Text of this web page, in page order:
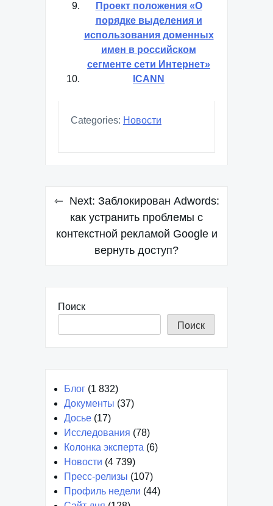
Проект положения «О
порядке выделения и
использования доменных
имен в российском
сегменте сети Интернет»
ICANN
Categories: Новости
Навигация
записям
Next: Заблокирован Adwords:
как устранить проблемы с
контекстной рекламой Google и
вернуть доступ?
Поиск
Поиск
Блог (1 832)
Документы (37)
Досье (17)
Исследования (78)
Колонка эксперта (6)
Новости (4 739)
Пресс-релизы (107)
Профиль недели (44)